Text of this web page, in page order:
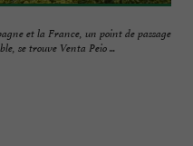
et la France, un point de passage
se trouve Venta Peio ...